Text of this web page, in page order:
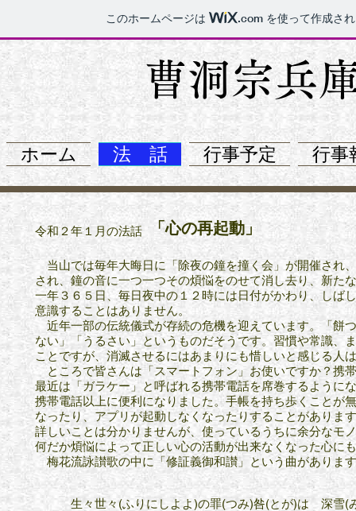
このホームページは .com を使って作成さ
曹洞宗兵
ホーム 法 話 行事予定 行事
​令和２年１月の法話 「心の再起動」
当山では毎年大晦日に「除夜の鐘を撞く会」が開催され
され、鐘の音に一つ一つその煩悩をのせて消し去り、新た
一年３６５日、毎日夜中の１２時には日付がかわり、しば
意識することはありません。
近年一部の伝統儀式が存続の危機を迎えています。「餅
ない」
「うるさい」というものだそうです。習慣や常識
ことですが、消滅させるにはあまりにも惜しいと感じる人
ところで皆さんは「スマートフォン」お使いですか？携
最近は「ガラケー」と呼ばれる携帯電話を席巻するように
携帯電話以上に便利になりました。手帳を持ち歩くことが
なったり、アプリが起動しなくなったりすることがありま
詳しいことは分かりませんが、使っているうちに余分なモ
何だか煩悩に よって正しい心の活動が出来なくなった心に
梅花流詠讃歌の中に「修証義御和讃」という曲がありま
生々世々(ふりにしよよ)の罪(つみ)咎(とが)は 深雪(み